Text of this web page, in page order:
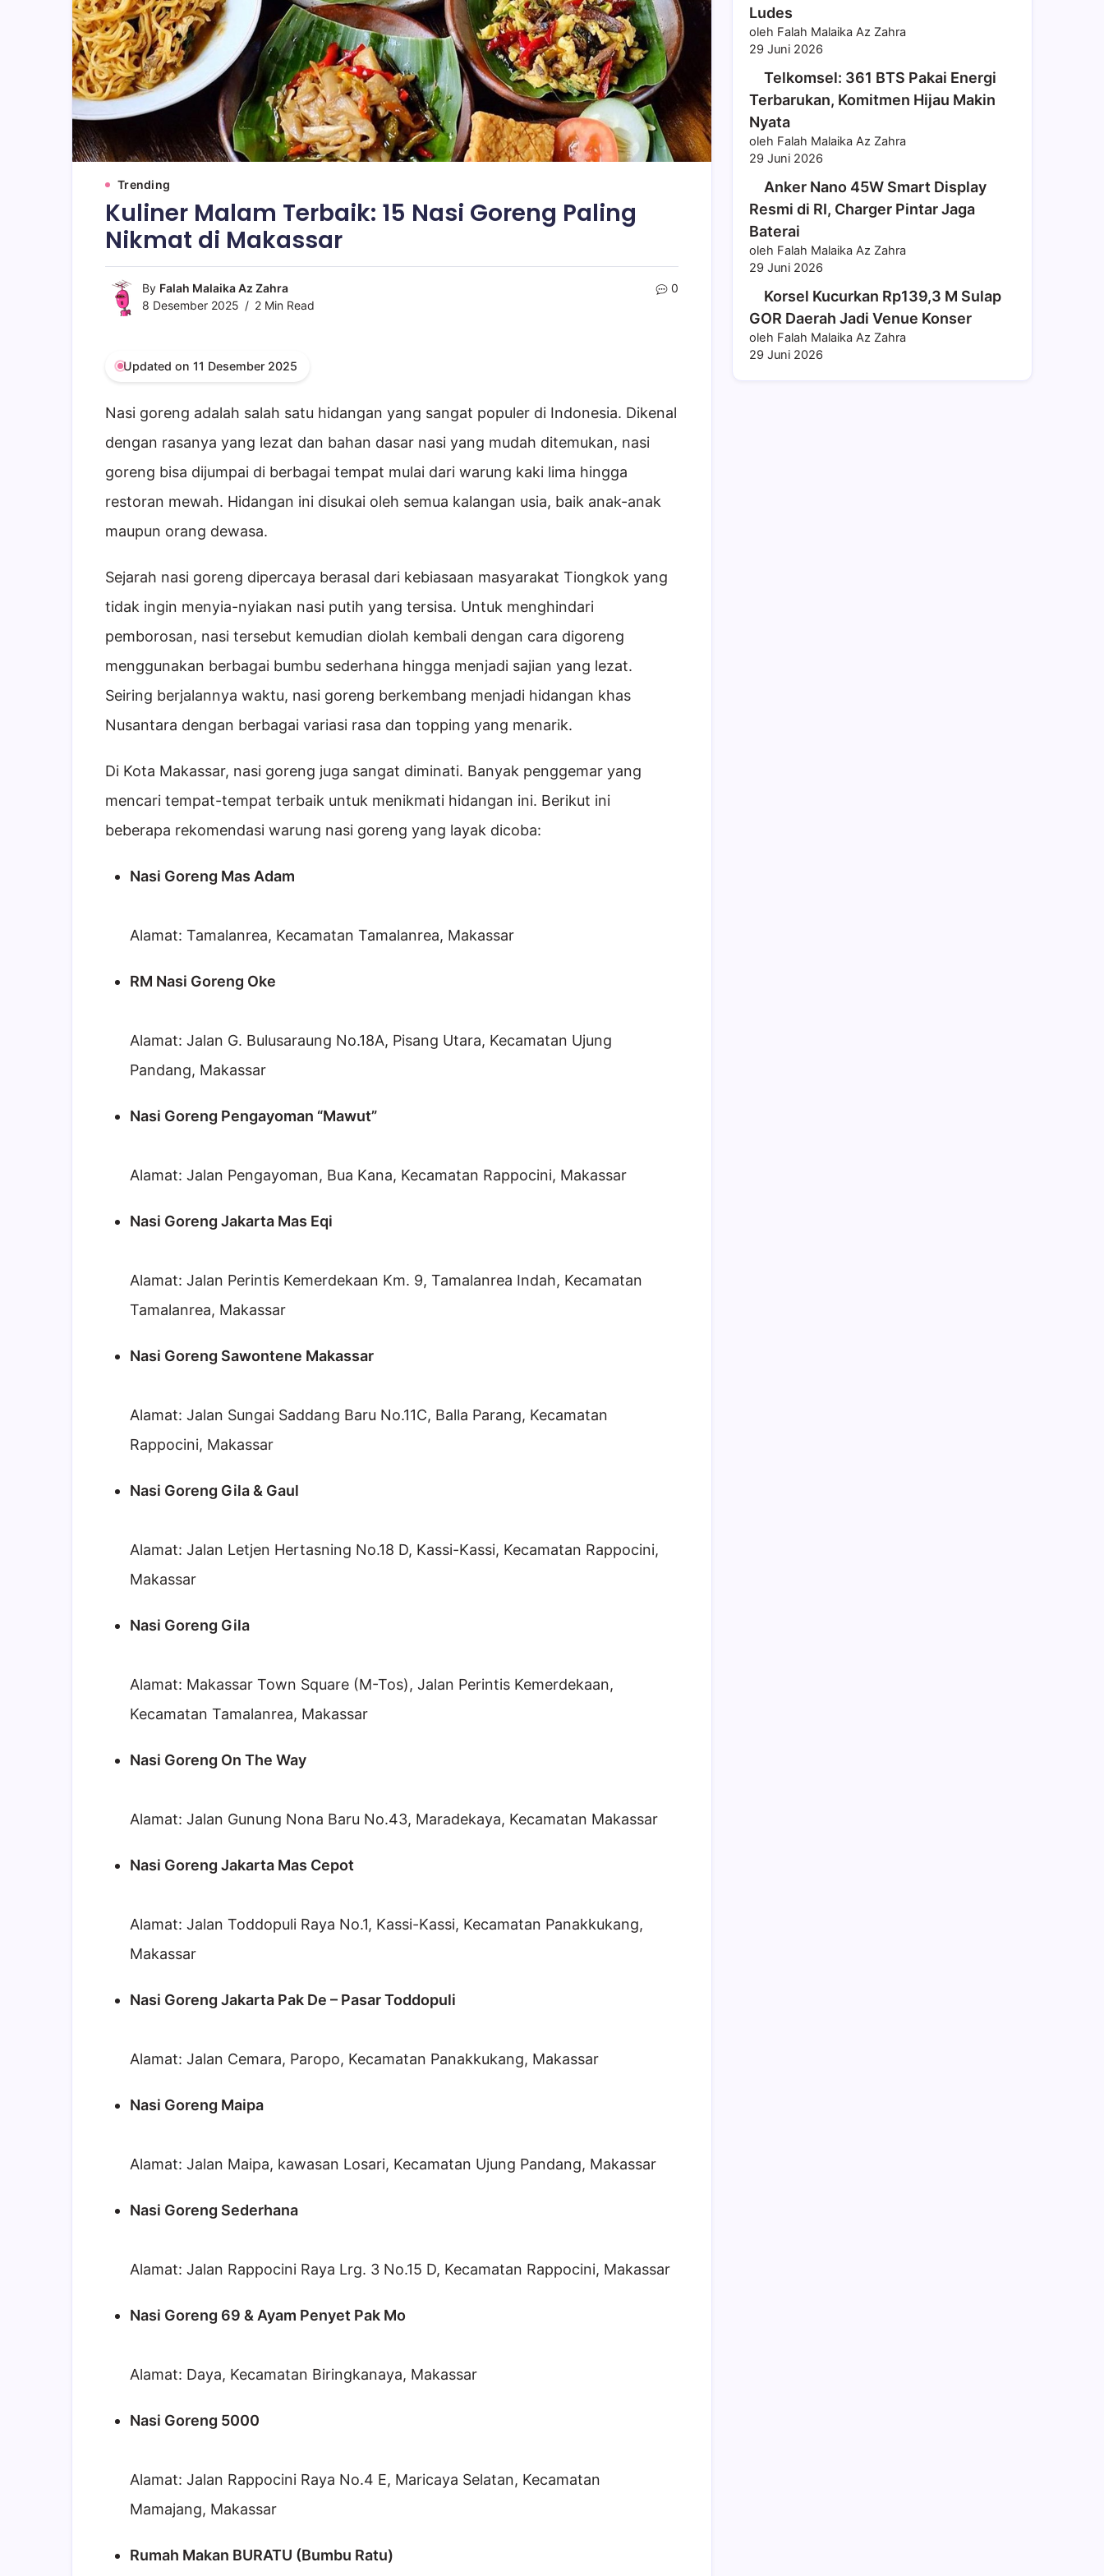
Trending
Kuliner Malam Terbaik: 15 Nasi Goreng Paling
Nikmat di Makassar
By Falah Malaika Az Zahra
8 Desember 2025
2 Min Read
0
Updated on 11 Desember 2025
Nasi goreng adalah salah satu hidangan yang sangat populer di Indonesia. Dikenal
dengan rasanya yang lezat dan bahan dasar nasi yang mudah ditemukan, nasi
goreng bisa dijumpai di berbagai tempat mulai dari warung kaki lima hingga
restoran mewah. Hidangan ini disukai oleh semua kalangan usia, baik anak-anak
maupun orang dewasa.
Sejarah nasi goreng dipercaya berasal dari kebiasaan masyarakat Tiongkok yang
tidak ingin menyia-nyiakan nasi putih yang tersisa. Untuk menghindari
pemborosan, nasi tersebut kemudian diolah kembali dengan cara digoreng
menggunakan berbagai bumbu sederhana hingga menjadi sajian yang lezat.
Seiring berjalannya waktu, nasi goreng berkembang menjadi hidangan khas
Nusantara dengan berbagai variasi rasa dan topping yang menarik.
Di Kota Makassar, nasi goreng juga sangat diminati. Banyak penggemar yang
mencari tempat-tempat terbaik untuk menikmati hidangan ini. Berikut ini
beberapa rekomendasi warung nasi goreng yang layak dicoba:
Nasi Goreng Mas Adam
Alamat: Tamalanrea, Kecamatan Tamalanrea, Makassar
RM Nasi Goreng Oke
Alamat: Jalan G. Bulusaraung No.18A, Pisang Utara, Kecamatan Ujung
Pandang, Makassar
Nasi Goreng Pengayoman “Mawut”
Alamat: Jalan Pengayoman, Bua Kana, Kecamatan Rappocini, Makassar
Nasi Goreng Jakarta Mas Eqi
Alamat: Jalan Perintis Kemerdekaan Km. 9, Tamalanrea Indah, Kecamatan
Tamalanrea, Makassar
Nasi Goreng Sawontene Makassar
Alamat: Jalan Sungai Saddang Baru No.11C, Balla Parang, Kecamatan
Rappocini, Makassar
Nasi Goreng Gila & Gaul
Alamat: Jalan Letjen Hertasning No.18 D, Kassi-Kassi, Kecamatan Rappocini,
Makassar
Nasi Goreng Gila
Alamat: Makassar Town Square (M-Tos), Jalan Perintis Kemerdekaan,
Kecamatan Tamalanrea, Makassar
Nasi Goreng On The Way
Alamat: Jalan Gunung Nona Baru No.43, Maradekaya, Kecamatan Makassar
Nasi Goreng Jakarta Mas Cepot
Alamat: Jalan Toddopuli Raya No.1, Kassi-Kassi, Kecamatan Panakkukang,
Makassar
Nasi Goreng Jakarta Pak De – Pasar Toddopuli
Alamat: Jalan Cemara, Paropo, Kecamatan Panakkukang, Makassar
Nasi Goreng Maipa
Alamat: Jalan Maipa, kawasan Losari, Kecamatan Ujung Pandang, Makassar
Nasi Goreng Sederhana
Alamat: Jalan Rappocini Raya Lrg. 3 No.15 D, Kecamatan Rappocini, Makassar
Nasi Goreng 69 & Ayam Penyet Pak Mo
Alamat: Daya, Kecamatan Biringkanaya, Makassar
Nasi Goreng 5000
Alamat: Jalan Rappocini Raya No.4 E, Maricaya Selatan, Kecamatan
Mamajang, Makassar
Rumah Makan BURATU (Bumbu Ratu)
Ludes
oleh Falah Malaika Az Zahra
29 Juni 2026
Telkomsel: 361 BTS Pakai Energi
Terbarukan, Komitmen Hijau Makin
Nyata
oleh Falah Malaika Az Zahra
29 Juni 2026
Anker Nano 45W Smart Display
Resmi di RI, Charger Pintar Jaga
Baterai
oleh Falah Malaika Az Zahra
29 Juni 2026
Korsel Kucurkan Rp139,3 M Sulap
GOR Daerah Jadi Venue Konser
oleh Falah Malaika Az Zahra
29 Juni 2026